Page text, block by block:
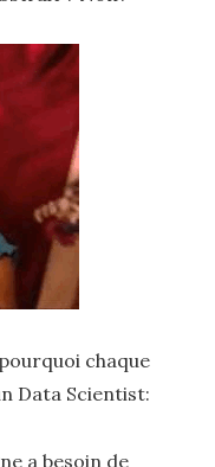
chaque
Data Scientist:
a besoin de